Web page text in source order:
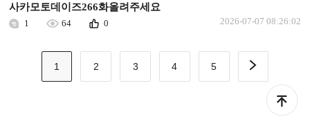
사카모토데이즈266화올려주세요
1 64 0 2026-07-07 08:26:02
1 2 3 4 5